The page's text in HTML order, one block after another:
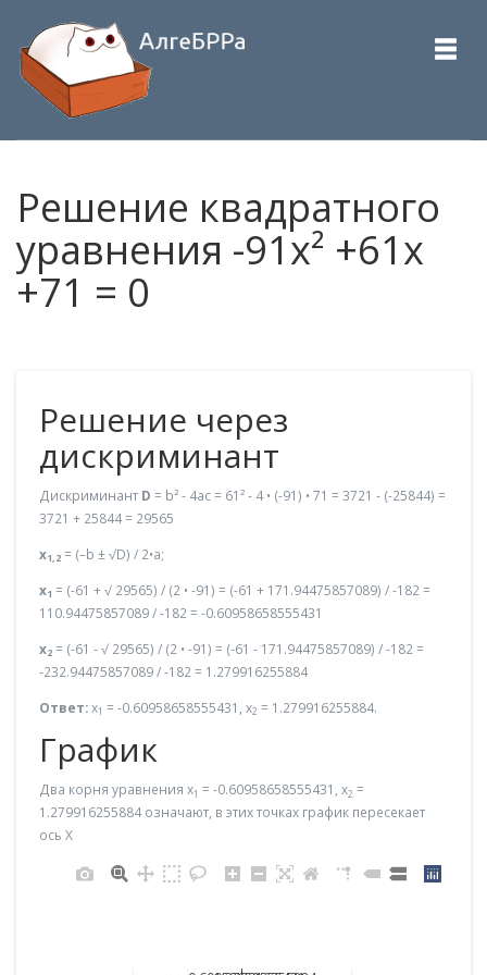
Решение квадратного
уравнения -91x² +61x
+71 = 0
Решение через
дискриминант
Дискриминант D = b² - 4ac = 61² - 4 • (-91) • 71 = 3721 - (-25844) =
3721 + 25844 = 29565
x1,2 = (–b ± √D) / 2•a;
x1 = (-61 + √ 29565) / (2 • -91) = (-61 + 171.94475857089) / -182 =
110.94475857089 / -182 = -0.60958658555431
x2 = (-61 - √ 29565) / (2 • -91) = (-61 - 171.94475857089) / -182 =
-232.94475857089 / -182 = 1.279916255884
Ответ:x1 = -0.60958658555431, x2 = 1.279916255884.
График
Два корня уравнения x1 = -0.60958658555431, x2 =
1.279916255884 означают, в этих точках график пересекает
ось X